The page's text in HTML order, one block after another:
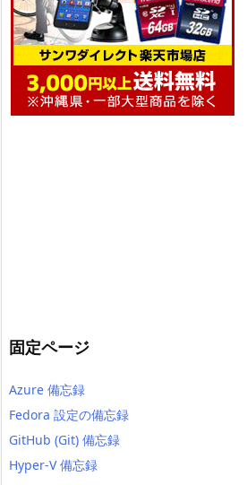
固定ページ
Azure 備忘録
Fedora 設定の備忘録
GitHub (Git) 備忘録
Hyper-V 備忘録